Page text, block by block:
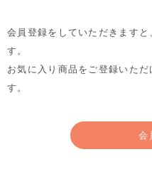
会員登録をしていただきます
す。
お気に入り商品をご登録いた
す。
会